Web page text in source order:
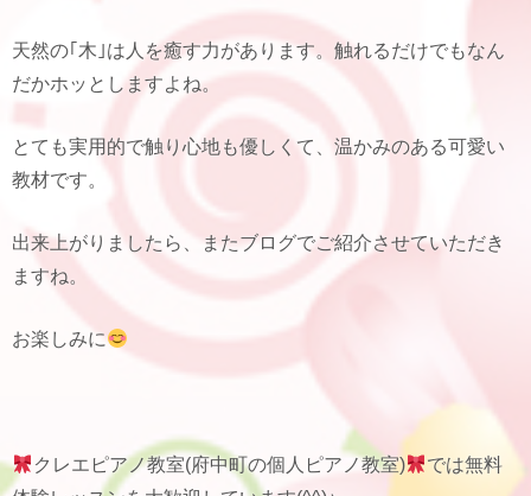
天然の｢木｣は人を癒す力があります。触れるだけでもなん
だかホッとしますよね。
とても実用的で触り心地も優しくて、温かみのある可愛い
教材です。
出来上がりましたら、またブログでご紹介させていただき
ますね。
お楽しみに
クレエピアノ教室(府中町の個人ピアノ教室)
では無料